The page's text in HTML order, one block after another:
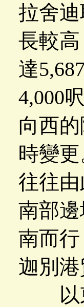
拉舍
長較
達
4,000
向西
時變
往往
南部
南而
迦別
以東